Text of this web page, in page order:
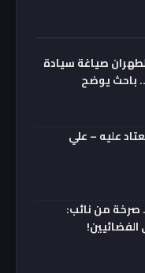
صياغة سيادة
باحث يوضح
عليه – علي
صرخة من نائب:
الفضائيين!